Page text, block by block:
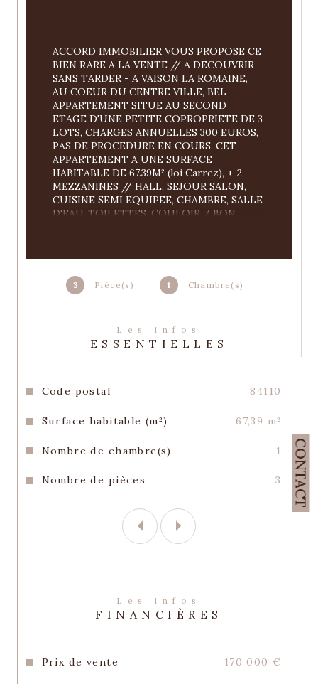
CONTACT
3 Pièce(s) 1 Chambre(s)
Les infos
ESSENTIELLES
Caractéristiques Valeurs
Code postal 84110
Surface habitable (m²) 67,39 m²
Nombre de chambre(s) 1
Nombre de pièces 3
ACCORD IMMOBILIER VOUS PROPOSE CE
BIEN RARE A LA VENTE // A DECOUVRIR
SANS TARDER - A VAISON LA ROMAINE,
AU COEUR DU CENTRE VILLE, BEL
APPARTEMENT SITUE AU SECOND
ETAGE D'UNE PETITE COPROPRIETE DE 3
LOTS, CHARGES ANNUELLES 300 EUROS,
PAS DE PROCEDURE EN COURS. CET
APPARTEMENT A UNE SURFACE
HABITABLE DE 67.39M² (loi Carrez), + 2
MEZZANINES // HALL, SEJOUR SALON,
CUISINE SEMI EQUIPEE, CHAMBRE, SALLE
D'EAU, TOILETTES, COULOIR / BON
LA CITE MEDIEVALE // A VISITER SANS
TARDER / IDEAL INVESTISSEURS /
CHARGE DU VENDEUR, inclus dans le prix
ce bien est exposé sont disponibles sur le
Les infos
FINANCIÈRES
Prix de vente 170 000 €